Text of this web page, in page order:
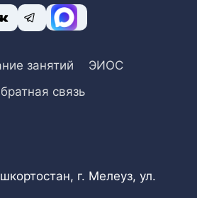
занятий
ЭИОС
связь
г. Мелеуз, ул.